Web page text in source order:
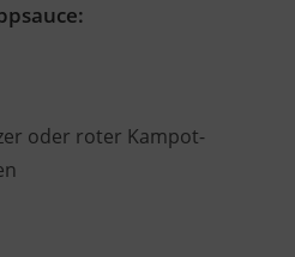
oder roter Kampot-